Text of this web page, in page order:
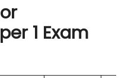
1 Exam